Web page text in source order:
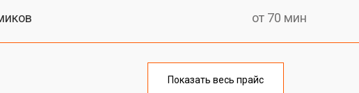
от 70 мин
от 50 мин
Показать весь прайс